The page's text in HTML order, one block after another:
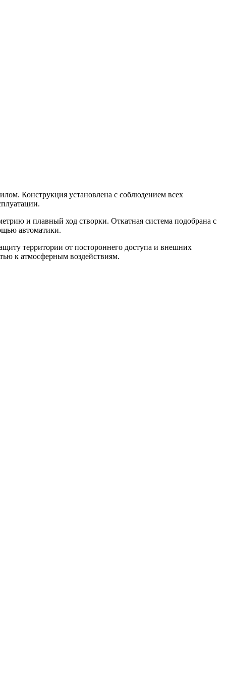
Конструкция установлена с соблюдением всех
и плавный ход створки. Откатная система подобрана с
автоматики.
территории от постороннего доступа и внешних
к атмосферным воздействиям.